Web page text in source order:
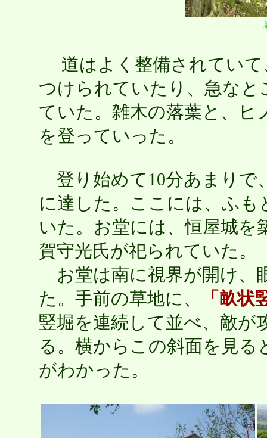
道はよく整備されていて
つけられていたり、急な
ていた。雑木の落葉と、ヒ
を登っていった。
登り始めて10分あまりで
に達した。ここには、ふ
いた。お堂には、恒屋城を
賀守光氏が祀られていた。
お堂は南に視界が開け、
た。手前の草地に、
「畝状
竪堀を連続して並べ、敵が
る。横からこの斜面を見
がわかった。